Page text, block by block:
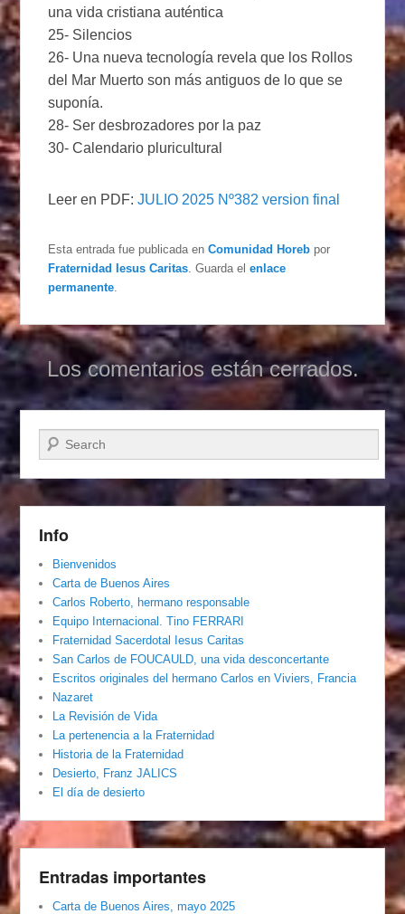
una vida cristiana auténtica
25- Silencios
26- Una nueva tecnología revela que los Rollos
del Mar Muerto son más antiguos de lo que se
suponía.
28- Ser desbrozadores por la paz
30- Calendario pluricultural
Leer en PDF:JULIO 2025 Nº382 version final
Esta entrada fue publicada enComunidad Horeb por
Fraternidad Iesus Caritas. Guarda elenlace
permanente.
Los comentarios están cerrados.
Buscar
Info
Bienvenidos
Carta de Buenos Aires
Carlos Roberto, hermano responsable
Equipo Internacional. Tino FERRARI
Fraternidad Sacerdotal Iesus Caritas
San Carlos de FOUCAULD, una vida desconcertante
Escritos originales del hermano Carlos en Viviers, Francia
Nazaret
La Revisión de Vida
La pertenencia a la Fraternidad
Historia de la Fraternidad
Desierto, Franz JALICS
El día de desierto
Entradas importantes
Carta de Buenos Aires, mayo 2025